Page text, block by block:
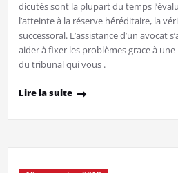
dicutés sont la plupart du temps
l’atteinte à la réserve héréditaire, la
successoral. L’assistance d’un avocat
aider à fixer les problèmes grace à
du tribunal qui vous .
Lire la suite